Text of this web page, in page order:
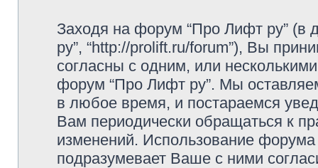
Заходя на форум “Про Лифт ру”
ру”, “http://prolift.ru/forum”), Вы
согласны с одним, или
форум “Про Лифт ру”. Мы
в любое время, и постараемся
Вам периодически обращаться к
изменений. Использование
подразумевает Ваше с ними